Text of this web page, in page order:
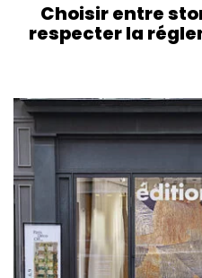
Choisir entre
respecter la